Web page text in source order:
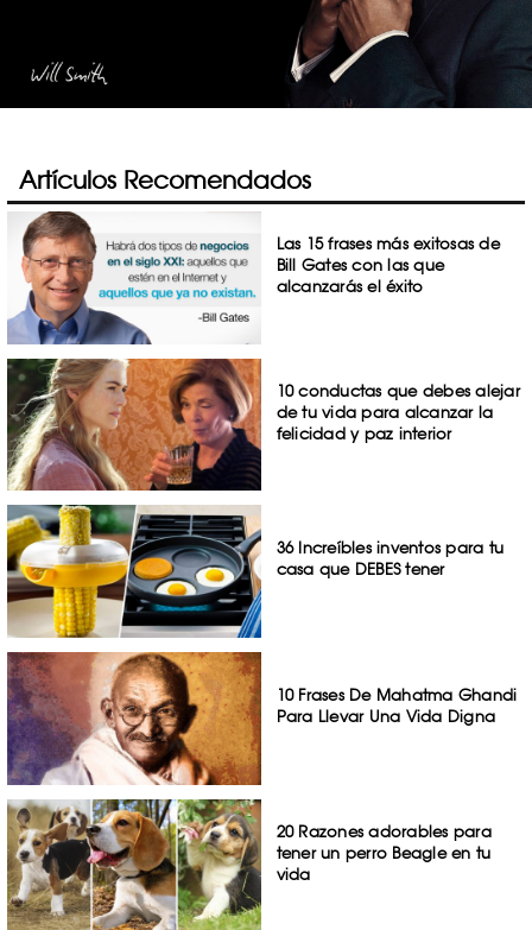
Artículos Recomendados
Las 15 frases más exitosas de
Bill Gates con las que
alcanzarás el éxito
10 conductas que debes alejar
de tu vida para alcanzar la
felicidad y paz interior
36 Increíbles inventos para tu
casa que DEBES tener
10 Frases De Mahatma Ghandi
Para Llevar Una Vida Digna
20 Razones adorables para
tener un perro Beagle en tu
vida